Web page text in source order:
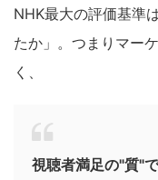
NHK最大の評価基準
たか」。つまりマー
く、
視聴者満足の"質"